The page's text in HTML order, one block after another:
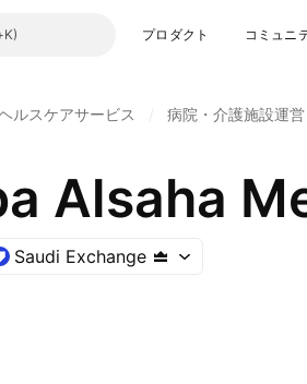
プロダクト コミュニ
ルスケアサービス 病院・介護施設運営
Alsaha
Saudi Exchange